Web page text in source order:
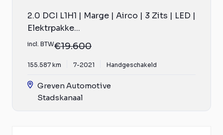
2.0 DCI L1H1 | Marge | Airco | 3 Zits | LED |
Elektrpakke...
incl. BTW€19.600
155.587 km 7-2021 Handgeschakeld
Greven Automotive
Stadskanaal